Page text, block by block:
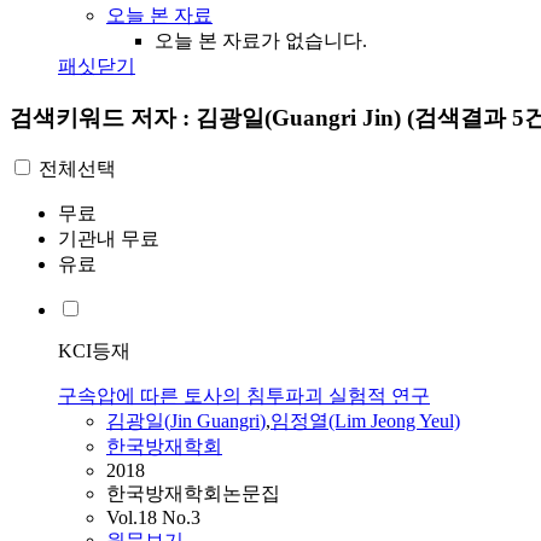
오늘 본 자료
오늘 본 자료가 없습니다.
패싯닫기
검색키워드 저자 : 김광일(Guangri Jin) (검색결과 5
전체선택
무료
기관내 무료
유료
KCI등재
구속압에 따른 토사의 침투파괴 실험적 연구
김광일(Jin Guangri),임정열(Lim Jeong Yeul)
한국방재학회
2018
한국방재학회논문집
Vol.18 No.3